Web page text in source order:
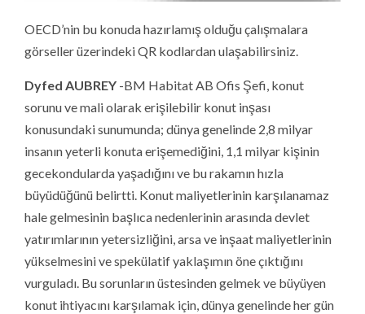
OECD’nin bu konuda hazırlamış olduğu çalışmalara
görseller üzerindeki QR kodlardan ulaşabilirsiniz.
Dyfed AUBREY -BM Habitat AB Ofis Şefi, konut
sorunu ve mali olarak erişilebilir konut inşası
konusundaki sunumunda; dünya genelinde 2,8 milyar
insanın yeterli konuta erişemediğini, 1,1 milyar kişinin
gecekondularda yaşadığını ve bu rakamın hızla
büyüdüğünü belirtti. Konut maliyetlerinin karşılanamaz
hale gelmesinin başlıca nedenlerinin arasında devlet
yatırımlarının yetersizliğini, arsa ve inşaat maliyetlerinin
yükselmesini ve spekülatif yaklaşımın öne çıktığını
vurguladı. Bu sorunların üstesinden gelmek ve büyüyen
konut ihtiyacını karşılamak için, dünya genelinde her gün